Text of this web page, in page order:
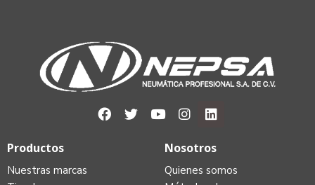
Nosotros
Quienes somos
Productos
Nuestras marcas